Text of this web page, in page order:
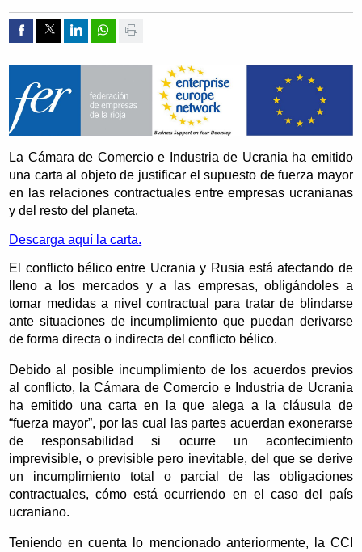
Compartir por Facebook
Compartir por Twitter
Compartir por Linkedin
Compartir por whatsapp
Imprimir
La Cámara de Comercio e Industria de Ucrania ha emitido
una carta al objeto de justificar el supuesto de fuerza mayor
en las relaciones contractuales entre empresas ucranianas
y del resto del planeta.
Descarga aquí la carta.
El conflicto bélico entre Ucrania y Rusia está afectando de
lleno a los mercados y a las empresas, obligándoles a
tomar medidas a nivel contractual para tratar de blindarse
ante situaciones de incumplimiento que puedan derivarse
de forma directa o indirecta del conflicto bélico.
Debido al posible incumplimiento de los acuerdos previos
al conflicto, la Cámara de Comercio e Industria de Ucrania
ha emitido una carta en la que alega a la cláusula de
“fuerza mayor”, por las cual las partes acuerdan exonerarse
de responsabilidad si ocurre un acontecimiento
imprevisible, o previsible pero inevitable, del que se derive
un incumplimiento total o parcial de las obligaciones
contractuales, cómo está ocurriendo en el caso del país
ucraniano.
Teniendo en cuenta lo mencionado anteriormente, la CCI